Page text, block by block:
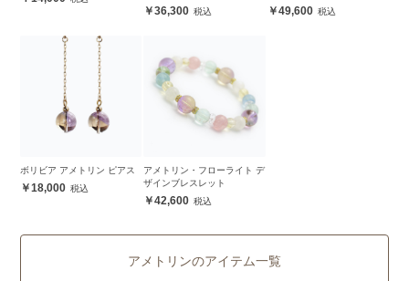
36,300 49,600
ボリビア アメトリン ピアス
18,000
アメトリン・フローライト デ
ザインブレスレット
42,600
アメトリンのアイテム一覧